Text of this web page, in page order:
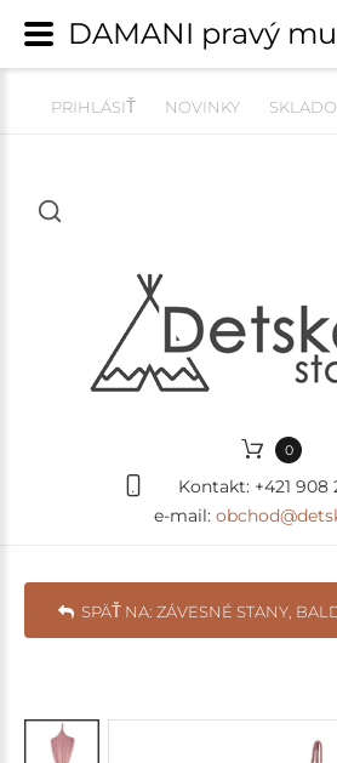
PRIHLÁSIŤ NOVINKY
0
Kontakt: +421 908
e-mail:
SPÄŤ NA: ZÁVESNÉ STANY,